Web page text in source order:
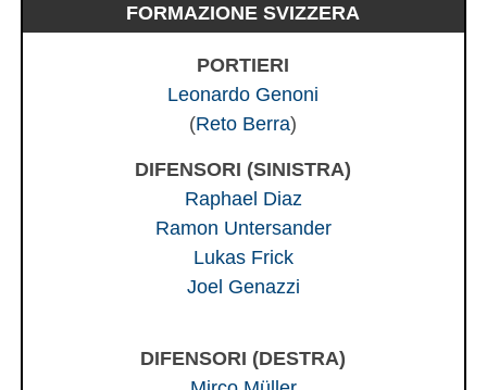
FORMAZIONE SVIZZERA
PORTIERI
Leonardo Genoni
(Reto Berra)
DIFENSORI (SINISTRA)
Raphael Diaz
Ramon Untersander
Lukas Frick
Joel Genazzi
DIFENSORI (DESTRA)